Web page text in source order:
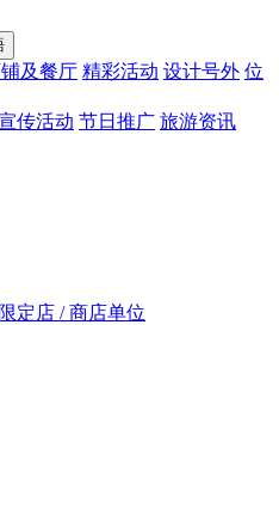
及餐厅 精彩活动 设计号外 位
传活动 节日推广 旅游资讯
定店 / 商店单位